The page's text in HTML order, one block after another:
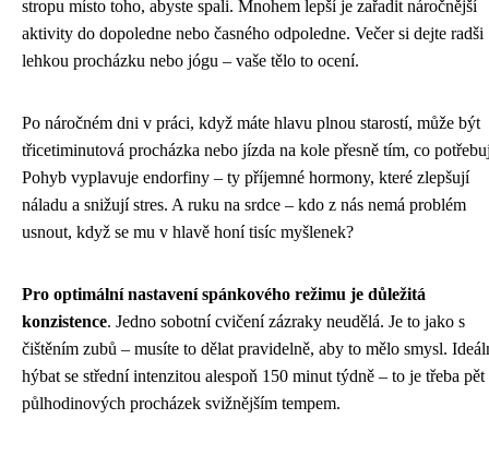
stropu místo toho, abyste spali. Mnohem lepší je zařadit náročnější
aktivity do dopoledne nebo časného odpoledne. Večer si dejte radši
lehkou procházku nebo jógu – vaše tělo to ocení.
Po náročném dni v práci, když máte hlavu plnou starostí, může být
třicetiminutová procházka nebo jízda na kole přesně tím, co
Pohyb vyplavuje endorfiny – ty příjemné hormony, které zlepšují
náladu a snižují stres. A ruku na srdce – kdo z nás nemá problém
usnout, když se mu v hlavě honí tisíc myšlenek?
Pro optimální nastavení spánkového režimu je důležitá
konzistence. Jedno sobotní cvičení zázraky neudělá. Je to jako s
čištěním zubů – musíte to dělat pravidelně, aby to mělo smysl.
hýbat se střední intenzitou alespoň 150 minut týdně – to je třeba pět
půlhodinových procházek svižnějším tempem.